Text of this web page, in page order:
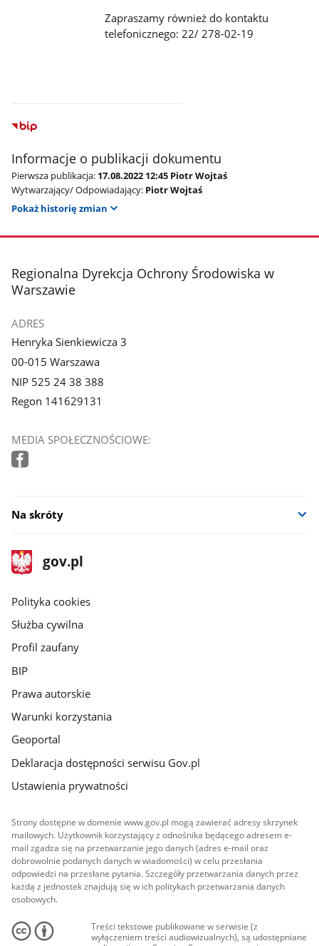
Zapraszamy również do kontaktu
telefonicznego: 22/ 278-02-19
Informacje o publikacji dokumentu
Pierwsza publikacja: 17.08.2022 12:45 Piotr Wojtaś
Wytwarzający/ Odpowiadający: Piotr Wojtaś
Pokaż historię zmian
stopka
Regionalna Dyrekcja Ochrony Środowiska w
Warszawie
ADRES
Henryka Sienkiewicza 3
00-015 Warszawa
NIP 525 24 38 388
Regon 141629131
MEDIA SPOŁECZNOŚCIOWE:
Na skróty
stopka
gov.pl
Strona
gov.pl
gov.pl
Polityka cookies
Służba cywilna
Profil zaufany
BIP
Prawa autorskie
Warunki korzystania
Geoportal
Deklaracja dostępności serwisu Gov.pl
Ustawienia prywatności
Strony dostępne w domenie www.gov.pl mogą zawierać adresy skrzynek
mailowych. Użytkownik korzystający z odnośnika będącego adresem e-
mail zgadza się na przetwarzanie jego danych (adres e-mail oraz
dobrowolnie podanych danych w wiadomości) w celu przesłania
odpowiedzi na przesłane pytania. Szczegóły przetwarzania danych przez
każdą z jednostek znajdują się w ich politykach przetwarzania danych
osobowych.
Treści tekstowe publikowane w serwisie (z
wyłączeniem treści audiowizualnych), są udostępniane